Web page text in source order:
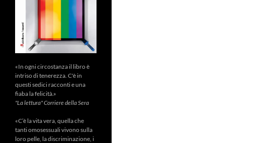
«In ogni circostanza il libro è
intriso di tenerezza. C'è in
questi sedici racconti e una
fiaba la felicità.»
"La lettura" Corriere della Sera
«C’è la vita vera, quella che
tanti omosessuali vivono sulla
loro pelle, la discriminazione, i